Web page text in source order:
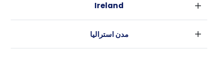
ليفربول
Ireland
كورك
مدن استراليا